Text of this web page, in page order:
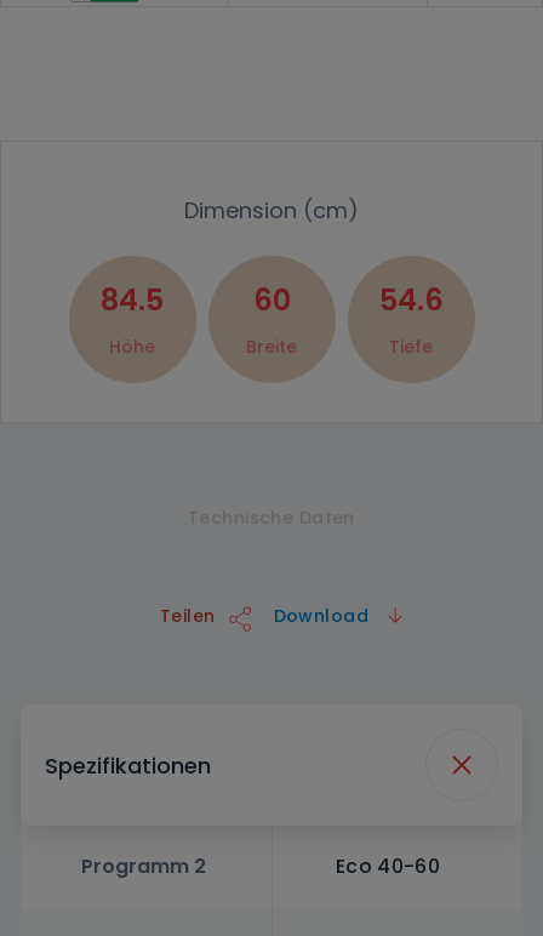
Dimension (cm)
84.5
Höhe
60
Breite
54.6
Tiefe
Teilen Download
Spezifikationen
Programm 2 Eco 40-60